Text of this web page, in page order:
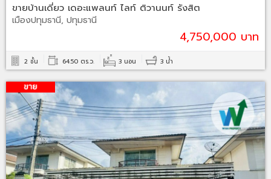
ขายบ้านเดี่ยว เดอะแพลนท์ ไลท์ ติวานนท์ รังสิต
เมืองปทุมธานี, ปทุมธานี
4,750,000 บาท
2 ชั้น 64.50 ตร.ว. 3 นอน 3 น้ำ